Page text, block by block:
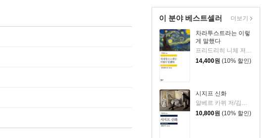
이 분야 베스트셀러
차라투스트라는 이렇
게 말했다
프리드리히 니체 저/장희창 역
14,400원 (10% 할인)
시지프 신화
알베르 카뮈 저/김화영 역
10,800원 (10% 할인)
더보기